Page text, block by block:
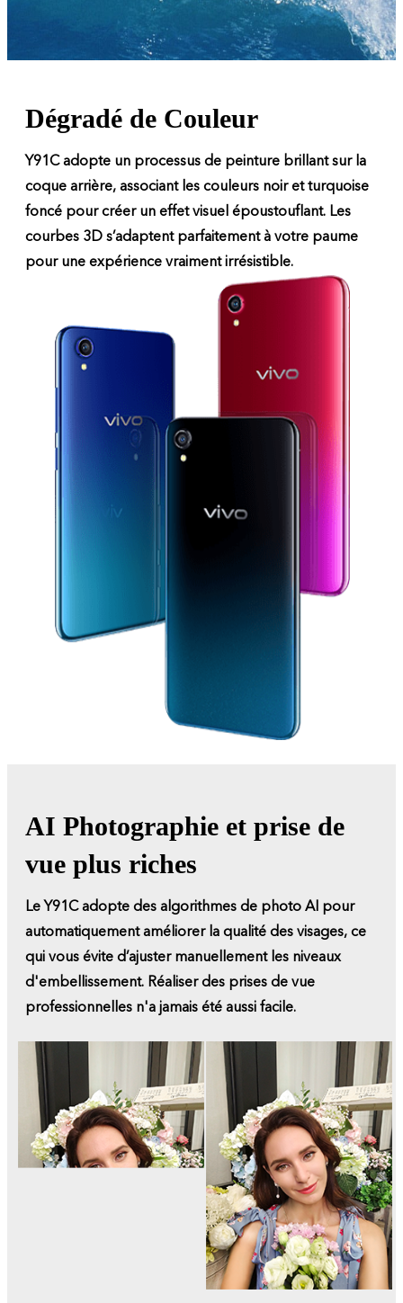
Dégradé de Couleur
Y91C adopte un processus de peinture brillant sur la
coque arrière, associant les couleurs noir et turquoise
foncé pour créer un effet visuel époustouflant. Les
courbes 3D s’adaptent parfaitement à votre paume
pour une expérience vraiment irrésistible.
AI Photographie et prise de
vue plus riches
Le Y91C adopte des algorithmes de photo AI pour
automatiquement améliorer la qualité des visages, ce
qui vous évite d’ajuster manuellement les niveaux
d'embellissement. Réaliser des prises de vue
professionnelles n'a jamais été aussi facile.